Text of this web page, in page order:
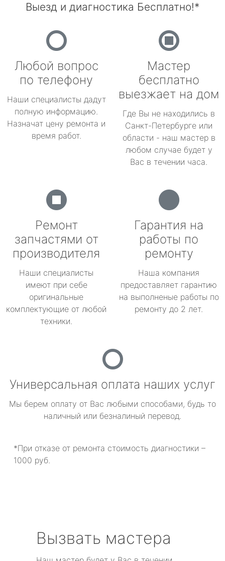
Выезд и диагностика Бесплатно!*
Любой вопрос
по телефону
Наши специалисты дадут
полную информацию.
Назначат цену ремонта и
время работ.
Мастер
бесплатно
выезжает на дом
Где Вы не находились в
Санкт-Петербурге или
области - наш мастер в
любом случае будет у
Вас в течении часа.
Ремонт
запчастями от
производителя
Наши специалисты
имеют при себе
оригинальные
комплектующие от любой
техники.
Гарантия на
работы по
ремонту
Наша компания
предоставляет гарантию
на выполненые работы по
ремонту до 2 лет.
Универсальная оплата наших услуг
Мы берем оплату от Вас любыми способами, будь то
наличный или безналиный перевод.
*При отказе от ремонта стоимость диагностики –
1000 руб.
Вызвать мастера